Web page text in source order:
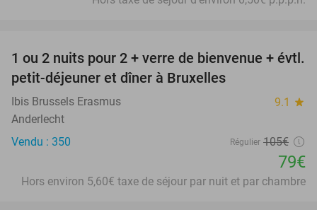
25%
1 ou 2 nuits pour 2 + verre de bienvenue + évtl.
petit-déjeuner et dîner à Bruxelles
Ibis Brussels Erasmus 9.1 star
Anderlecht
Vendu : 350
Régulier 105€
79€
Hors environ 5,60€ taxe de séjour par nuit et par chambre